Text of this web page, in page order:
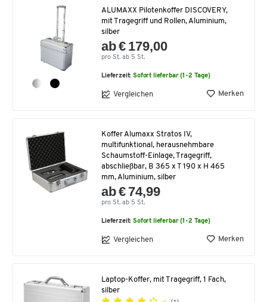
ALUMAXX Pilotenkoffer DISCOVERY,
mit Tragegriff und Rollen, Aluminium,
silber
ab € 179,00
pro St. ab 5 St.
Lieferzeit:Sofort lieferbar (1-2 Tage)
Vergleichen Merken
Koffer Alumaxx Stratos IV,
multifunktional, herausnehmbare
Schaumstoff-Einlage, Tragegriff,
abschließbar, B 365 x T 190 x H 465
mm, Aluminium, silber
ab € 74,99
pro St. ab 5 St.
Lieferzeit:Sofort lieferbar (1-2 Tage)
Vergleichen Merken
Laptop-Koffer, mit Tragegriff, 1 Fach,
silber